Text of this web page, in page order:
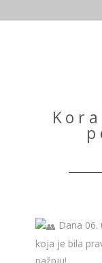
O
Dana
koja je bila